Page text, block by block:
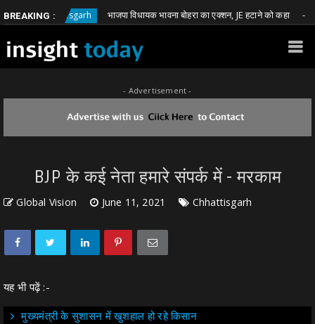
BREAKING :
Chhattisgarh भाजपा विधायक भावना बोहरा का एक्शन, JE हटाने को कहा
- Advertisement -
BJP के कई नेता हमारे संपर्क में - मरकाम
Global Vision June 11, 2021 Chhattisgarh
यह भी पढ़ें :-
मुख्यमंत्री के सुशासन में खुशहाल हो रहे किसान